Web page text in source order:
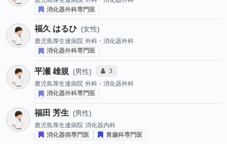
消化器外科専門医
福久 はるひ 女性
鹿児島厚生連病院 外科・消化器外科
消化器外科専門医
平瀬 雄規 男性 コミュニケーション・タイプ投票数
3
鹿児島厚生連病院 外科・消化器外科
消化器外科専門医
福田 芳生 男性
鹿児島厚生連病院 消化器内科
消化器病専門医
胃腸科専門医